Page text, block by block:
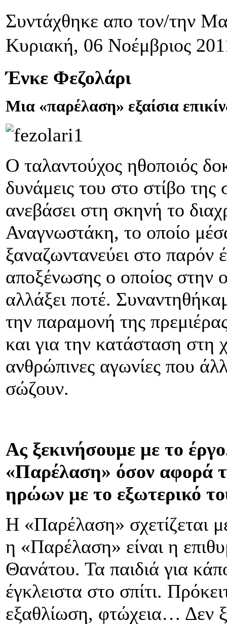
Συντάχθηκε απο τον/την
Κυριακή, 06 Νοέμβριος
Ένκε Φεζολάρι
Μια «παρέλαση» εξαίσια
Ο ταλαντούχος ηθοποιός
δυνάμεις του στο στίβο
ανεβάσει στη σκηνή το
Αναγνωστάκη, το οποίο
ξαναζωντανεύει στο παρόν
αποξένωσης ο οποίος στην
αλλάξει ποτέ.
την παραμονή της
και για την κατάσταση στη
ανθρώπινες αγωνίες που
σώζουν.
Ας ξεκινήσουμε με το
«Παρέλαση» όσον αφορά
ηρώων με το εξωτερικό
Η «Παρέλαση» σχετίζεται
η «Παρέλαση» είναι η
Θανάτου. Τα παιδιά για
έγκλειστα στο σπίτι.
εξαθλίωση, φτώχεια… Δεν